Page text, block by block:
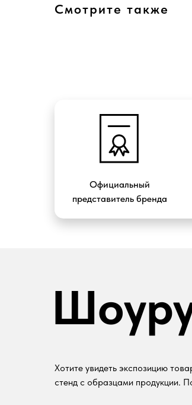
Смотрите также
Официальный
представитель бренда
Хотите увидеть экспозицию
стенд с образцами продукции.